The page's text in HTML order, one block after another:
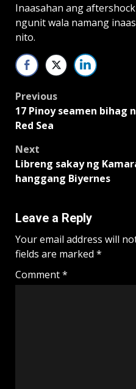
Inaasahan ang
ngunit wala namang
nito.
Post
navigation
Previous
17 Pinoy seamen bihag
Red Sea
Next
Libreng sakay ng
hanggang Biyernes
Leave a Reply
Your email address will
fields are marked *
Comment*